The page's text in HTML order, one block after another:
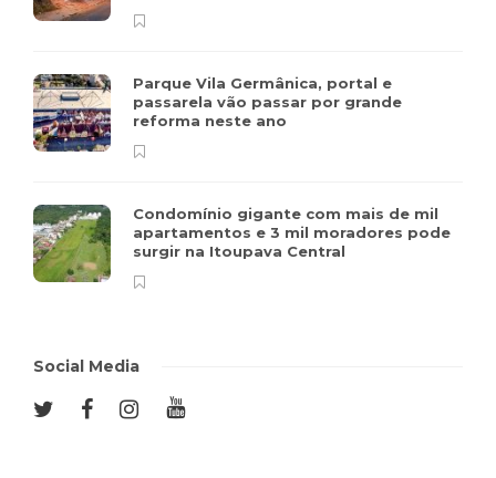
Parque Vila Germânica, portal e
passarela vão passar por grande
reforma neste ano
Condomínio gigante com mais de mil
apartamentos e 3 mil moradores pode
surgir na Itoupava Central
Social Media